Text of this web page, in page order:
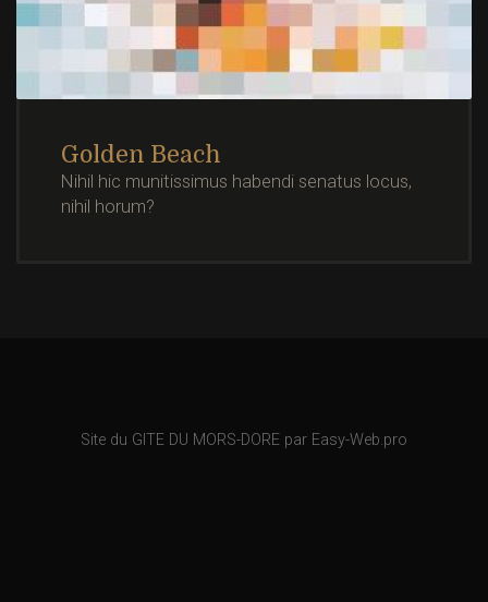
Golden Beach
Nihil hic munitissimus habendi senatus locus,
nihil horum?
Site du GITE DU MORS-DORE par Easy-Web.pro